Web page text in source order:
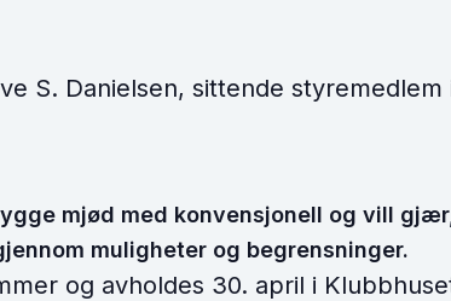
S. Danielsen, sittende
mjød med konvensjonell og vill
muligheter og begrensninger.
og avholdes 30. april i